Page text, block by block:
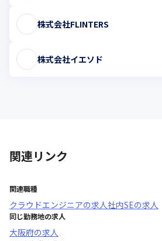
株式会社FLINTERS
株式会社イエソド
関連リンク
関連職種
クラウドエンジニアの求人社内SEの求人
同じ勤務地の求人
大阪府の求人